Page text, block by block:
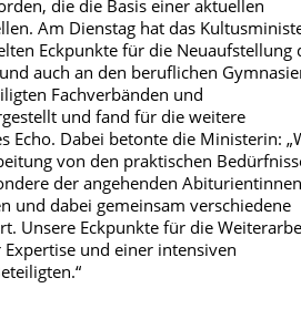
die die Basis einer aktuellen
Am Dienstag hat das
Eckpunkte für die Neuaufstellung
auch an den beruflichen
Fachverbänden und
und fand für die weitere
Echo. Dabei betonte die Ministerin:
von den praktischen
der angehenden
und dabei gemeinsam verschiedene
Unsere Eckpunkte für die
und einer intensiven